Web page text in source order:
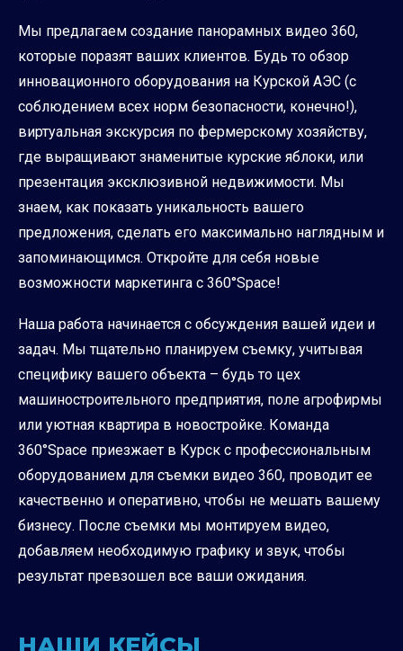
Мы предлагаем создание панорамных видео 360,
которые поразят ваших клиентов. Будь то обзор
инновационного оборудования на Курской АЭС (с
соблюдением всех норм безопасности, конечно!),
виртуальная экскурсия по фермерскому хозяйству,
где выращивают знаменитые курские яблоки, или
презентация эксклюзивной недвижимости. Мы
знаем, как показать уникальность вашего
предложения, сделать его максимально наглядным и
запоминающимся. Откройте для себя новые
возможности маркетинга с 360°Space!
Наша работа начинается с обсуждения вашей идеи и
задач. Мы тщательно планируем съемку, учитывая
специфику вашего объекта – будь то цех
машиностроительного предприятия, поле агрофирмы
или уютная квартира в новостройке. Команда
360°Space приезжает в Курск с профессиональным
оборудованием для съемки видео 360, проводит ее
качественно и оперативно, чтобы не мешать вашему
бизнесу. После съемки мы монтируем видео,
добавляем необходимую графику и звук, чтобы
результат превзошел все ваши ожидания.